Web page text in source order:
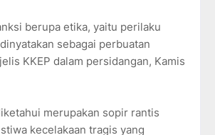
berupa etika, yaitu perilaku
sebagai perbuatan
KKEP dalam persidangan, Kamis
merupakan sopir rantis
kecelakaan tragis yang